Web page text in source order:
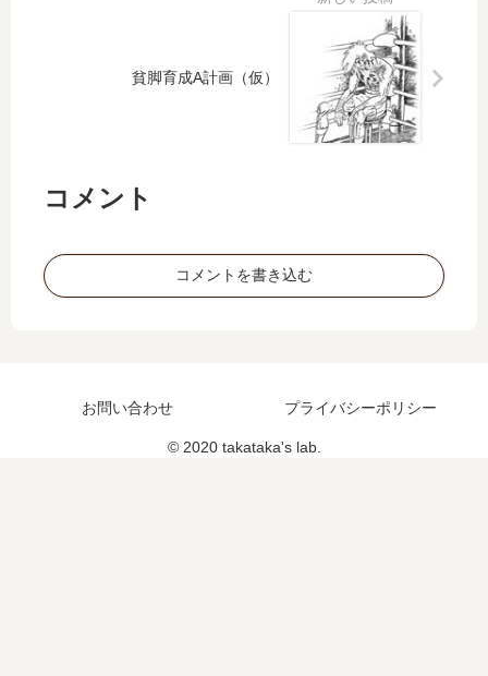
貧脚育成A計画（仮）
コメント
コメントを書き込む
お問い合わせ プライバシーポリシー
© 2020 takataka's lab.